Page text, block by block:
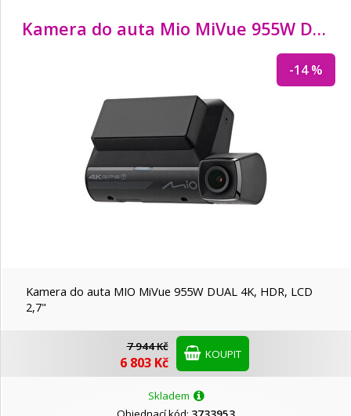
Kamera do auta Mio MiVue 955W DUAL 4K, HDR, LCD 2,7"
-14 %
Kamera do auta MIO MiVue 955W DUAL 4K, HDR, LCD
2,7"
7 944 Kč
6 803 Kč KOUPIT
Skladem